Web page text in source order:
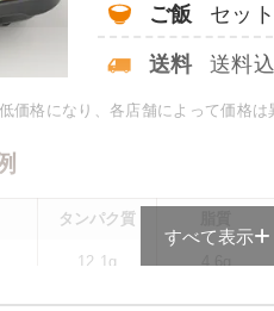
）
ご飯 セット
送料 送料込
価格になり、各店舗によって価格は
タンパク質
12.1g 4.6g
すべて表示